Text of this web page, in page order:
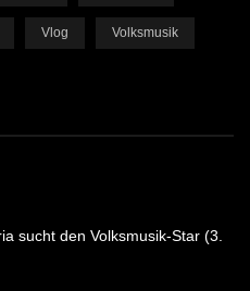
Vlog Volksmusik
sucht den Volksmusik-Star (3.